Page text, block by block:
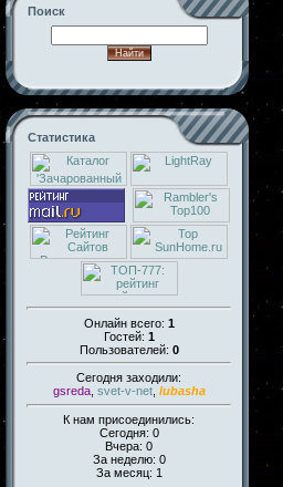
Поиск
Статистика
Онлайн всего: 1
Гостей: 1
Пользователей: 0
Сегодня заходили:
gsreda, svet-v-net, lubasha
К нам присоединились:
Сегодня: 0
Вчера: 0
За неделю: 0
За месяц: 1